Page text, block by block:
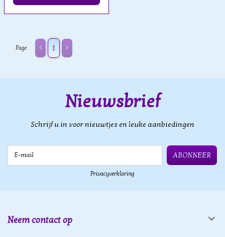
Page 1
Nieuwsbrief
Schrijf u in voor nieuwtjes en leuke aanbiedingen
ABONNEER
Privacyverklaring
Neem contact op